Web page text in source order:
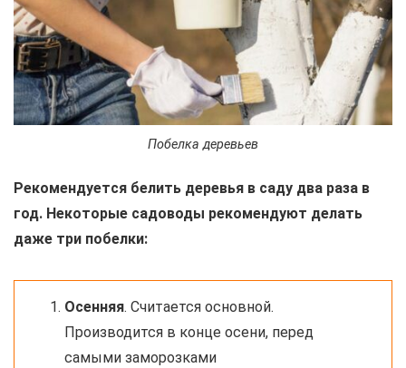
Побелка деревьев
Рекомендуется белить деревья в саду два раза в
год. Некоторые садоводы рекомендуют делать
даже три побелки:
Осенняя. Считается основной.
Производится в конце осени, перед
самыми заморозками